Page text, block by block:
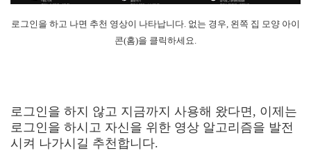
로그인을 하고 나면 추천 영상이 나타납니다. 없는 경우, 왼쪽 집 모양 아이
콘(홈)을 클릭하세요.
로그인을 하지 않고 지금까지 사용해 왔다면, 이제는
로그인을 하시고 자신을 위한 영상 알고리즘을 발전
시켜 나가시길 추천합니다.